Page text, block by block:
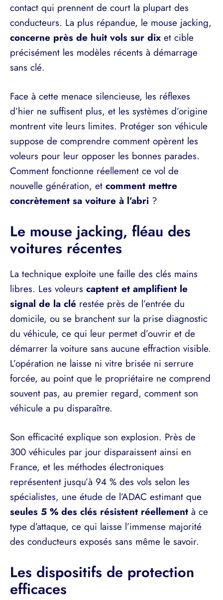
contact qui prennent de court la plupart des
conducteurs. La plus répandue, le mouse jacking,
concerne près de huit vols sur dix et cible
précisément les modèles récents à démarrage
sans clé.
Face à cette menace silencieuse, les réflexes
d’hier ne suffisent plus, et les systèmes d’origine
montrent vite leurs limites. Protéger son véhicule
suppose de comprendre comment opèrent les
voleurs pour leur opposer les bonnes parades.
Comment fonctionne réellement ce vol de
nouvelle génération, et comment mettre
concrètement sa voiture à l’abri ?
Le mouse jacking, fléau des
voitures récentes
La technique exploite une faille des clés mains
libres. Les voleurs captent et amplifient le
signal de la clé restée près de l’entrée du
domicile, ou se branchent sur la prise diagnostic
du véhicule, ce qui leur permet d’ouvrir et de
démarrer la voiture sans aucune effraction visible.
L’opération ne laisse ni vitre brisée ni serrure
forcée, au point que le propriétaire ne comprend
souvent pas, au premier regard, comment son
véhicule a pu disparaître.
Son efficacité explique son explosion. Près de
300 véhicules par jour disparaissent ainsi en
France, et les méthodes électroniques
représentent jusqu’à 94 % des vols selon les
spécialistes, une étude de l’ADAC estimant que
seules 5 % des clés résistent réellement à ce
type d’attaque, ce qui laisse l’immense majorité
des conducteurs exposés sans même le savoir.
Les dispositifs de protection
efficaces